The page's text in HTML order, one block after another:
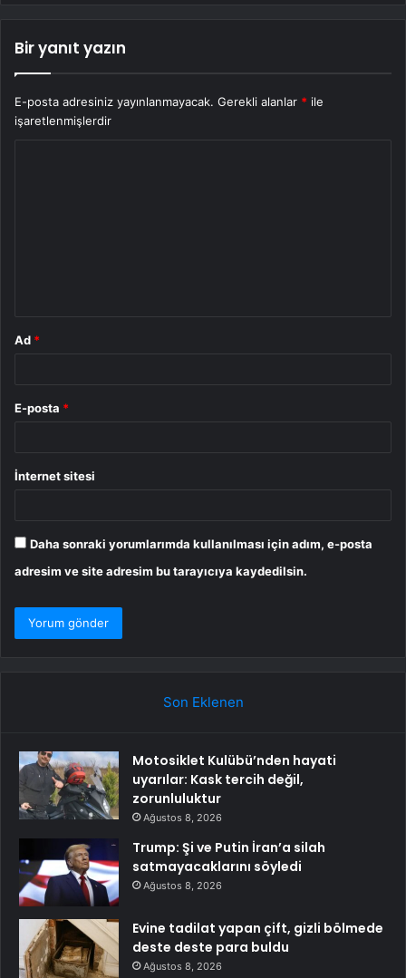
Bir yanıt yazın
E-posta adresiniz yayınlanmayacak. Gerekli alanlar * ile
işaretlenmişlerdir
Ad *
E-posta *
İnternet sitesi
Daha sonraki yorumlarımda kullanılması için adım, e-posta
adresim ve site adresim bu tarayıcıya kaydedilsin.
Son Eklenen
Motosiklet Kulübü’nden hayati
uyarılar: Kask tercih değil,
zorunluluktur
Ağustos 8, 2026
Trump: Şi ve Putin İran’a silah
satmayacaklarını söyledi
Ağustos 8, 2026
Evine tadilat yapan çift, gizli bölmede
deste deste para buldu
Ağustos 8, 2026